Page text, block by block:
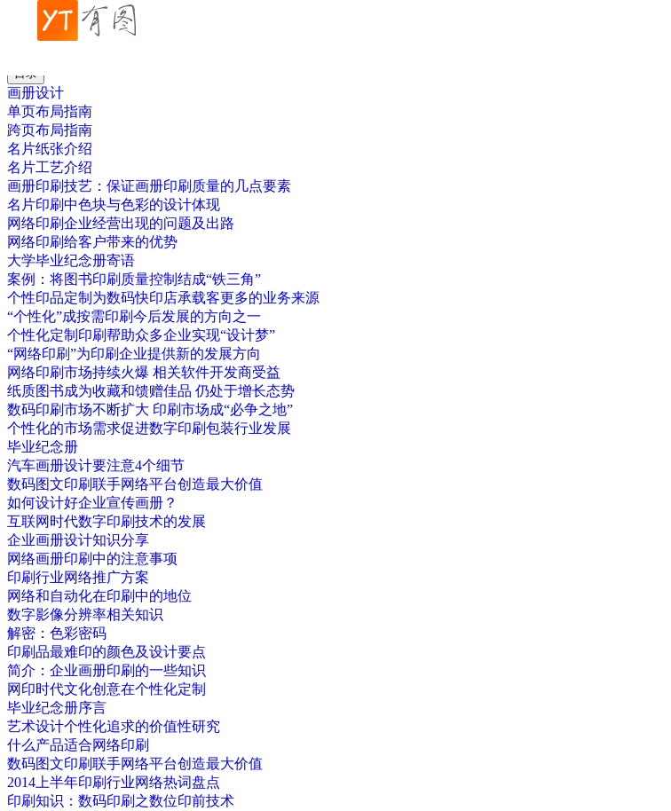
帮助中心
画册设计
目录
画册设计
单页布局指南
跨页布局指南
名片纸张介绍
名片工艺介绍
画册印刷技艺：保证画册印刷质量的几点要素
名片印刷中色块与色彩的设计体现
网络印刷企业经营出现的问题及出路
网络印刷给客户带来的优势
大学毕业纪念册寄语
案例：将图书印刷质量控制结成“铁三角”
个性印品定制为数码快印店承载客更多的业务来源
“个性化”成按需印刷今后发展的方向之一
个性化定制印刷帮助众多企业实现“设计梦”
“网络印刷”为印刷企业提供新的发展方向
网络印刷市场持续火爆 相关软件开发商受益
纸质图书成为收藏和馈赠佳品 仍处于增长态势
数码印刷市场不断扩大 印刷市场成“必争之地”
个性化的市场需求促进数字印刷包装行业发展
毕业纪念册
汽车画册设计要注意4个细节
数码图文印刷联手网络平台创造最大价值
如何设计好企业宣传画册？
互联网时代数字印刷技术的发展
企业画册设计知识分享
网络画册印刷中的注意事项
印刷行业网络推广方案
网络和自动化在印刷中的地位
数字影像分辨率相关知识
解密：色彩密码
印刷品最难印的颜色及设计要点
简介：企业画册印刷的一些知识
网印时代文化创意在个性化定制
毕业纪念册序言
艺术设计个性化追求的价值性研究
什么产品适合网络印刷
数码图文印刷联手网络平台创造最大价值
2014上半年印刷行业网络热词盘点
印刷知识：数码印刷之数位印前技术